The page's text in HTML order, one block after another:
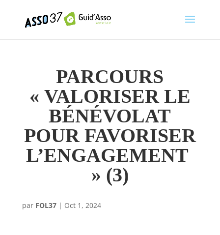
PARCOURS
« VALORISER LE
BÉNÉVOLAT
POUR FAVORISER
L’ENGAGEMENT
» (3)
par FOL37| Oct 1, 2024